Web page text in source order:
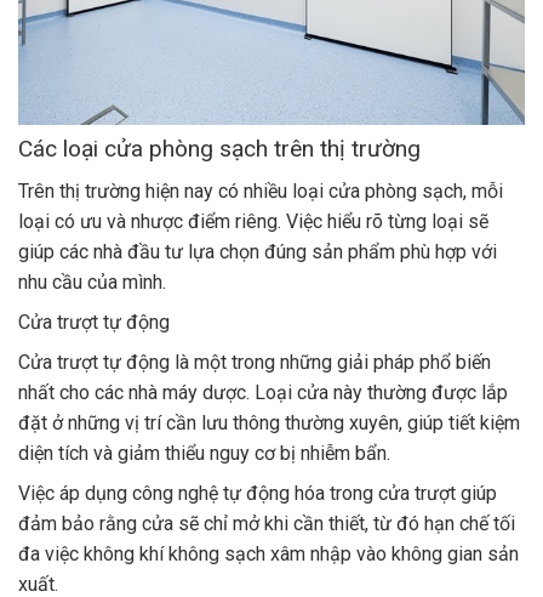
Các loại cửa phòng sạch trên thị trường
Trên thị trường hiện nay có nhiều loại cửa phòng sạch, mỗi
loại có ưu và nhược điểm riêng. Việc hiểu rõ từng loại sẽ
giúp các nhà đầu tư lựa chọn đúng sản phẩm phù hợp với
nhu cầu của mình.
Cửa trượt tự động
Cửa trượt tự động là một trong những giải pháp phổ biến
nhất cho các nhà máy dược. Loại cửa này thường được lắp
đặt ở những vị trí cần lưu thông thường xuyên, giúp tiết kiệm
diện tích và giảm thiểu nguy cơ bị nhiễm bẩn.
Việc áp dụng công nghệ tự động hóa trong cửa trượt giúp
đảm bảo rằng cửa sẽ chỉ mở khi cần thiết, từ đó hạn chế tối
đa việc không khí không sạch xâm nhập vào không gian sản
xuất.